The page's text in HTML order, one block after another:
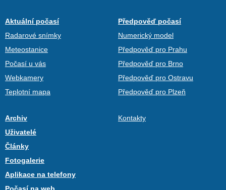
Aktuální počasí
Radarové snímky
Meteostanice
Počasí u vás
Webkamery
Teplotní mapa
Předpověď počasí
Numerický model
Předpověď pro Prahu
Předpověď pro Brno
Předpověď pro Ostravu
Předpověď pro Plzeň
Archiv
Uživatelé
Články
Fotogalerie
Aplikace na telefony
Kontakty